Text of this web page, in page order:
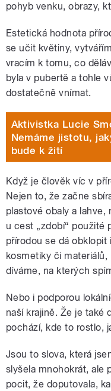
pohyb venku, obrazy,
Estetická hodnota
se učit květiny,
vracím k tomu, co
byla v pubertě a tohle
dostatečně vnímat.
Aktivistka Lucie
Nemáme jistotu,
bude k žití
Když je člověk víc v
Nejen to, že začne
plastové obaly a
u cest „zdobí“ použité
přírodou se dá
kosmetiky či
díváme, na kterých
Nebo i podporou
naší krajině. Že je také
pochází, kde to rostlo,
Jsou to slova, která
slyšela mnohokrát, ale
pocit, že doputovala,